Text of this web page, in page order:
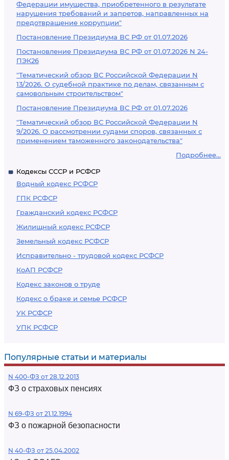
Федерации имущества, приобретенного в результате
нарушения требований и запретов, направленных на
предотвращение коррупции"
Постановление Президиума ВС РФ от 01.07.2026
Постановление Президиума ВС РФ от 01.07.2026 N 24-
ПЭК26
"Тематический обзор ВС Российской Федерации N
13/2026. О судебной практике по делам, связанным с
самовольным строительством"
Постановление Президиума ВС РФ от 01.07.2026
"Тематический обзор ВС Российской Федерации N
9/2026. О рассмотрении судами споров, связанных с
применением таможенного законодательства"
Подробнее...
Кодексы СССР и РСФСР
Водный кодекс РСФСР
ГПК РСФСР
Гражданский кодекс РСФСР
Жилищный кодекс РСФСР
Земельный кодекс РСФСР
Исправительно - трудовой кодекс РСФСР
КоАП РСФСР
Кодекс законов о труде
Кодекс о браке и семье РСФСР
УК РСФСР
УПК РСФСР
Популярные статьи и материалы
N 400-ФЗ от 28.12.2013
ФЗ о страховых пенсиях
N 69-ФЗ от 21.12.1994
ФЗ о пожарной безопасности
N 40-ФЗ от 25.04.2002